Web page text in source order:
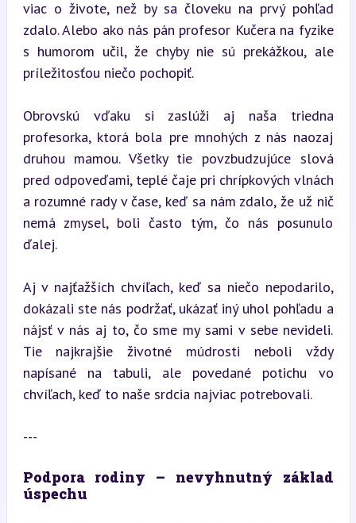
viac o živote, než by sa človeku na prvý pohľad
zdalo. Alebo ako nás pán profesor Kučera na fyzike
s humorom učil, že chyby nie sú prekážkou, ale
príležitosťou niečo pochopiť.
Obrovskú vďaku si zaslúži aj naša triedna
profesorka, ktorá bola pre mnohých z nás naozaj
druhou mamou. Všetky tie povzbudzujúce slová
pred odpoveďami, teplé čaje pri chrípkových vlnách
a rozumné rady v čase, keď sa nám zdalo, že už nič
nemá zmysel, boli často tým, čo nás posunulo
ďalej.
Aj v najťažších chvíľach, keď sa niečo nepodarilo,
dokázali ste nás podržať, ukázať iný uhol pohľadu a
nájsť v nás aj to, čo sme my sami v sebe nevideli.
Tie najkrajšie životné múdrosti neboli vždy
napísané na tabuli, ale povedané potichu vo
chvíľach, keď to naše srdcia najviac potrebovali.
---
Podpora rodiny – nevyhnutný základ
úspechu